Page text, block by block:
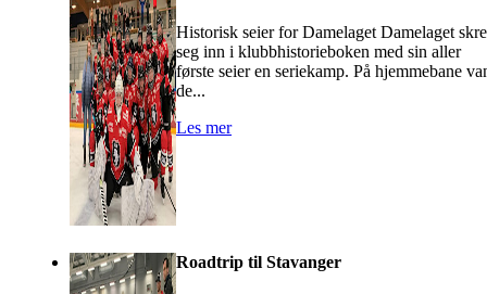
Historisk seier for Damelaget Damelaget
seg inn i klubbhistorieboken med sin aller
første seier en seriekamp. På hjemmebane
de...
Les mer
Roadtrip til Stavanger